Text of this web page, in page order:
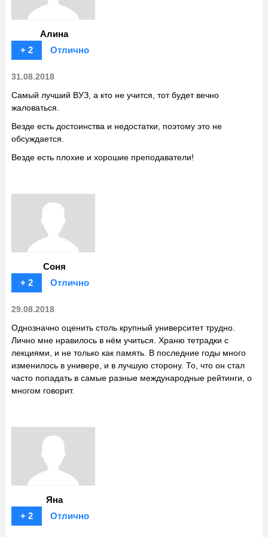
Алина
+ 2
Отлично
31.08.2018
Самый лучший ВУЗ, а кто не учится, тот будет вечно
жаловаться.
Везде есть достоинства и недостатки, поэтому это не
обсуждается.
Везде есть плохие и хорошие преподаватели!
Соня
+ 2
Отлично
29.08.2018
Однозначно оценить столь крупный университет трудно.
Лично мне нравилось в нём учиться. Храню тетрадки с
лекциями, и не только как память. В последние годы много
изменилось в универе, и в лучшую сторону. То, что он стал
часто попадать в самые разные международные рейтинги, о
многом говорит.
Яна
+ 2
Отлично